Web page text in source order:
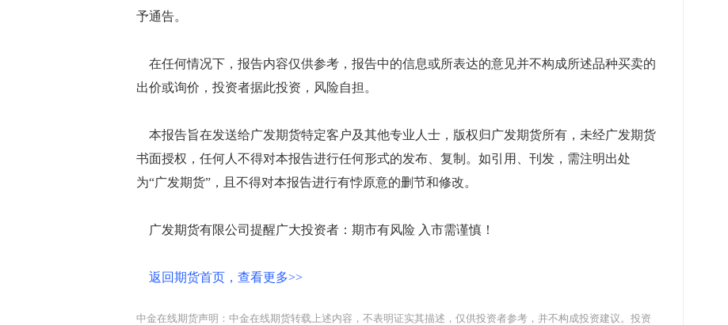
予通告。
在任何情况下，报告内容仅供参考，报告中的信息或所表达的意见并不构成所述品种买卖的
出价或询价，投资者据此投资，风险自担。
本报告旨在发送给广发期货特定客户及其他专业人士，版权归广发期货所有，未经广发期货
书面授权，任何人不得对本报告进行任何形式的发布、复制。如引用、刊发，需注明出处
为“广发期货”，且不得对本报告进行有悖原意的删节和修改。
广发期货有限公司提醒广大投资者：期市有风险 入市需谨慎！
返回期货首页，查看更多>>
中金在线期货声明：中金在线期货转载上述内容，不表明证实其描述，仅供投资者参考，并不构成投资建议。投资